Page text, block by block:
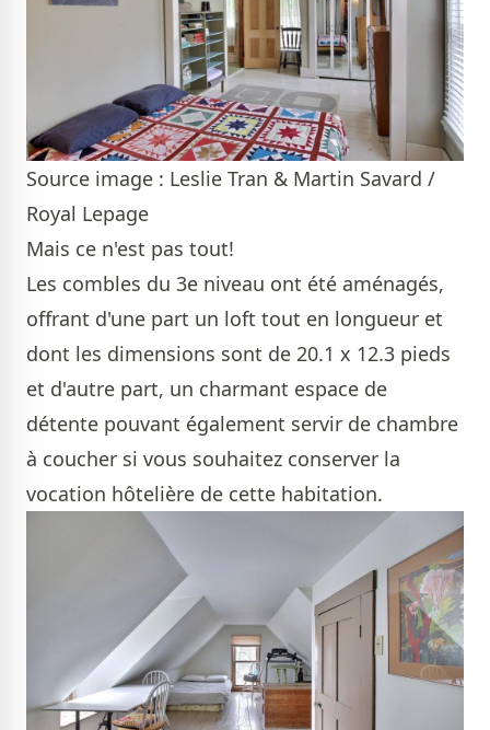
Source image : Leslie Tran & Martin Savard /
Royal Lepage
Mais ce n'est pas tout!
Les combles du 3e niveau ont été aménagés,
offrant d'une part un loft tout en longueur et
dont les dimensions sont de 20.1 x 12.3 pieds
et d'autre part, un charmant espace de
détente pouvant également servir de chambre
à coucher si vous souhaitez conserver la
vocation hôtelière de cette habitation.